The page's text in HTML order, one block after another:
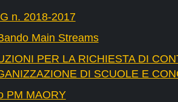
n. 2018-2017
Main Streams
PER LA RICHIESTA DI
DI SCUOLE E
PM MAORY